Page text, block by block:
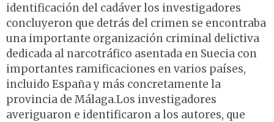
identificación del cadáver los investigadores
concluyeron que detrás del crimen se encontraba
una importante organización criminal delictiva
dedicada al narcotráfico asentada en Suecia con
importantes ramificaciones en varios países,
incluido España y más concretamente la
provincia de Málaga.Los investigadores
averiguaron e identificaron a los autores, que